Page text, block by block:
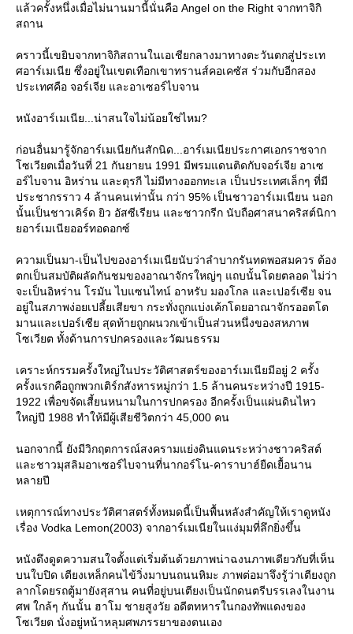
ล้วครั้งหนึ่งเมื่อไม่นานมานี้นั่นคือ Angel on the Right จากทาจิกิ
สถาน
คราวนี้เขยิบจากทาจิกิสถานในเอเชียกลางมาทางตะวันตกสู่ประเท
ศอาร์เมเนีย ซึ่งอยู่ในเขตเทือกเขาทรานส์คอเคซัส ร่วมกับอีกสอง
ประเทศคือ จอร์เจีย และอาเซอร์ไบจาน
หนังอาร์เมเนีย...น่าสนใจไม่น้อยใช่ไหม?
ก่อนอื่นมารู้จักอาร์เมเนียกันสักนิด...อาร์เมเนียประกาศเอกราชจาก
ซเวียตเมื่อวันที่ 21 กันยายน 1991 มีพรมแดนติดกับจอร์เจีย อาเซ
อร์ไบจาน อิหร่าน และตุรกี ไม่มีทางออกทะเล เป็นประเทศเล็กๆ ที่มี
ประชากรราว 4 ล้านคนเท่านั้น กว่า 95% เป็นชาวอาร์เมเนียน นอก
นั้นเป็นชาวเคิร์ด ยิว อัสซีเรียน และชาวกรีก นับถือศาสนาคริสต์นิกา
อาร์เมเนียออร์ทอดอกซ์
ความเป็นมา-เป็นไปของอาร์เมเนียนับว่าลำบากรันทดพอสมควร ต้อง
ตกเป็นสมบัติผลัดกันชมของอาณาจักรใหญ่ๆ แถบนั้นโดยตลอด ไม่ว่า
จะเป็นอิหร่าน โรมัน ไบแซนไทน์ อาหรับ มองโกล และเปอร์เซีย จน
อยู่ในสภาพง่อยเปลี้ยเสียขา กระทั่งถูกแบ่งเค้กโดยอาณาจักรออตโต
มานและเปอร์เซีย สุดท้ายถูกผนวกเข้าเป็นส่วนหนึ่งของสหภาพ
ซเวียต ทั้งด้านการปกครองและวัฒนธรรม
เคราะห์กรรมครั้งใหญ่ในประวัติศาสตร์ของอาร์เมเนียมีอยู่ 2 ครั้ง
ครั้งแรกคือถูกพวกเติร์กสังหารหมู่กว่า 1.5 ล้านคนระหว่างปี 1915-
1922 เพื่อขจัดเสี้ยนหนามในการปกครอง อีกครั้งเป็นแผ่นดินไหว
หญ่ปี 1988 ทำให้มีผู้เสียชีวิตกว่า 45,000 คน
นอกจากนี้ ยังมีวิกฤตการณ์สงครามแย่งดินแดนระหว่างชาวคริสต์
ละชาวมุสลิมอาเซอร์ไบจานที่นากอร์โน-คาราบาฮ์ยืดเยื้อนาน
หลายปี
เหตุการณ์ทางประวัติศาสตร์ทั้งหมดนี้เป็นพื้นหลังสำคัญให้เราดูหนัง
เรื่อง Vodka Lemon(2003) จากอาร์เมเนียในแง่มุมที่ลึกยิ่งขึ้น
หนังดึงดูดความสนใจตั้งแต่เริ่มต้นด้วยภาพน่าฉงนภาพเดียวกับที่เห็น
บนใบปิด เตียงเหล็กคนไข้วิ่งมาบนถนนหิมะ ภาพต่อมาจึงรู้ว่าเตียงถูก
ลากโดยรถตู้มายังสุสาน คนที่อยู่บนเตียงเป็นนักดนตรีบรรเลงในงาน
ศพ ใกล้ๆ กันนั้น ฮาโม ชายสูงวัย อดีตทหารในกองทัพแดงของ
ซเวียต นั่งอยู่หน้าหลุมศพภรรยาของตนเอง